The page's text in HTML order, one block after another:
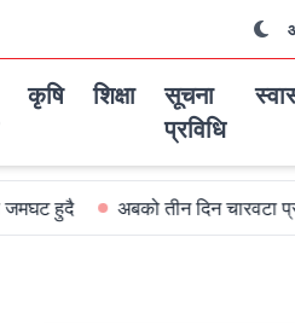
कृषि शिक्षा
सूचना
प्रविधि
अबको तीन दिन चारवटा प्रदेशका केही